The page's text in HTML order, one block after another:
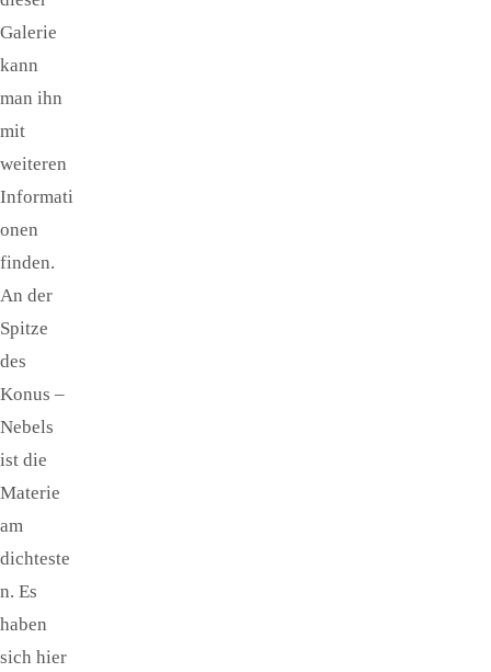
Galerie
kann
man ihn
mit
weiteren
Informati
onen
finden.
An der
Spitze
des
Konus –
Nebels
ist die
Materie
am
dichteste
n. Es
haben
sich hier